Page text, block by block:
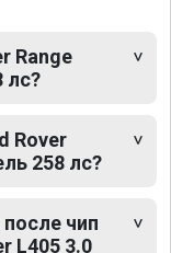
Range
лс?
Rover
258 лс?
чип
L405 3.0